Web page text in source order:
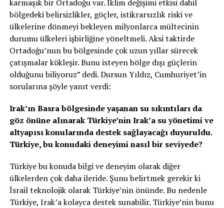
karmaşık bir Ortadoğu var. İklim değişimi etkisi dahil
bölgedeki belirsizlikler, göçler, istikrarsızlık riski ve
ülkelerine dönmeyi bekleyen milyonlarca mültecinin
durumu ülkeleri işbirliğine yöneltmeli. Aksi taktirde
Ortadoğu’nun bu bölgesinde çok uzun yıllar sürecek
çatışmalar kökleşir. Bunu isteyen bölge dışı güçlerin
olduğunu biliyoruz” dedi. Dursun Yıldız, Cumhuriyet’in
sorularına şöyle yanıt verdi:
Irak’ın Basra bölgesinde yaşanan su sıkıntıları da
göz önüne alınarak Türkiye’nin Irak’a su yönetimi ve
altyapısı konularında destek sağlayacağı duyuruldu.
Türkiye, bu konudaki deneyimi nasıl bir seviyede?
Türkiye bu konuda bilgi ve deneyim olarak diğer
ülkelerden çok daha ileride. Şunu belirtmek gerekir ki
İsrail teknolojik olarak Türkiye’nin önünde. Bu nedenle
Türkiye, Irak’a kolayca destek sunabilir. Türkiye’nin bunu